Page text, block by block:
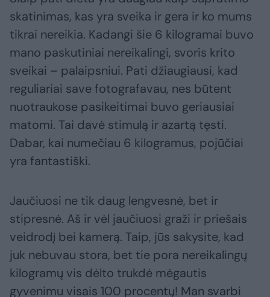
skatinimas, kas yra sveika ir gera ir ko mums
tikrai nereikia. Kadangi šie 6 kilogramai buvo
mano paskutiniai nereikalingi, svoris krito
sveikai – palaipsniui. Pati džiaugiausi, kad
reguliariai save fotografavau, nes būtent
nuotraukose pasikeitimai buvo geriausiai
matomi. Tai davė stimulą ir azartą tęsti.
Dabar, kai numečiau 6 kilogramus, pojūčiai
yra fantastiški.
Jaučiuosi ne tik daug lengvesnė, bet ir
stipresnė. Aš ir vėl jaučiuosi graži ir priešais
veidrodį bei kamerą. Taip, jūs sakysite, kad
juk nebuvau stora, bet tie pora nereikalingų
kilogramų vis dėlto trukdė mėgautis
gyvenimu visais 100 procentų! Man svarbi